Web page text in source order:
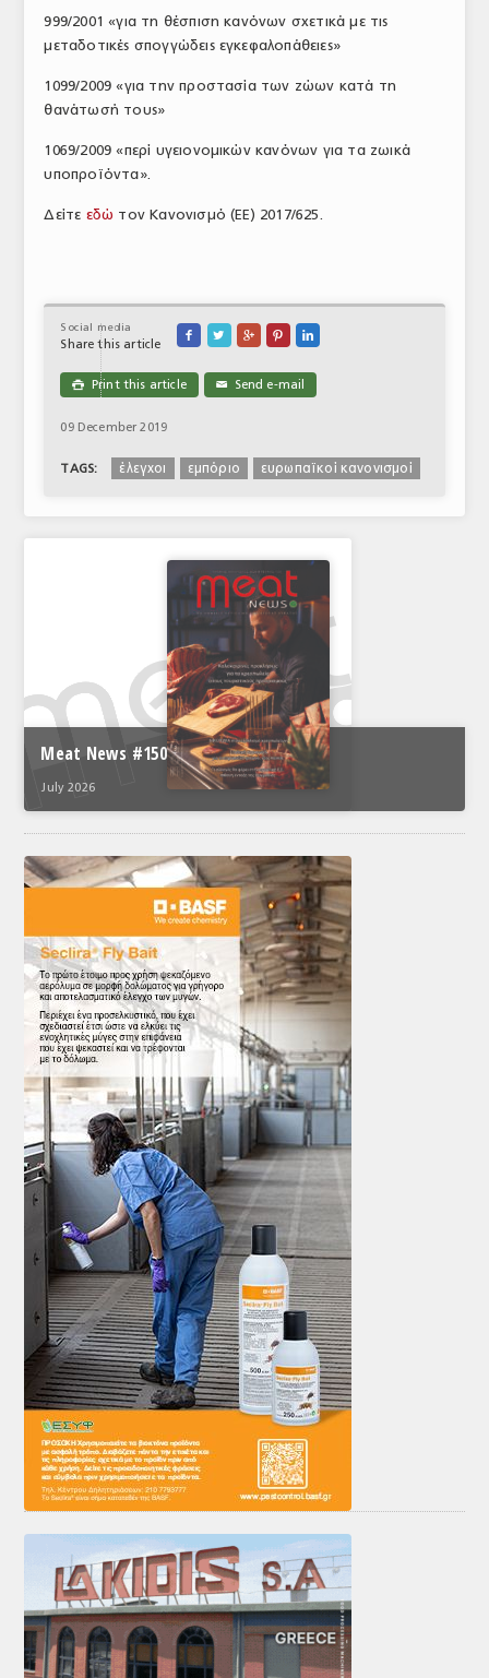
999/2001 «για τη θέσπιση κανόνων σχετικά με τις
μεταδοτικές σπογγώδεις εγκεφαλοπάθειες»
1099/2009 «για την προστασία των ζώων κατά τη
θανάτωσή τους»
1069/2009 «περί υγειονομικών κανόνων για τα ζωικά
υποπροϊόντα».
Δείτε εδώ τον Κανονισμό (ΕΕ) 2017/625.
Social media
Share this article
    
 Print this article ✉ Send e-mail
09 December 2019
TAGS: έλεγχοι εμπόριο ευρωπαϊκοί κανονισμοί
Meat News #150
July 2026